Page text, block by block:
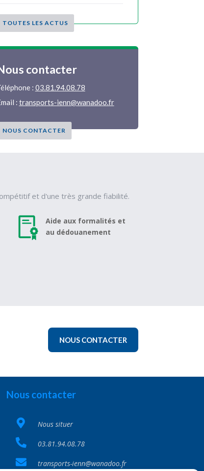
TOUTES LES ACTUS
contacter
: 03.81.94.08.78
: transports-ienn@wanadoo.fr
NOUS CONTACTER
et d'une très grande fiabilité.
Aide aux formalités et
au dédouanement
NOUS CONTACTER
Nous contacter
Nous situer
03.81.94.08.78
transports-ienn@wanadoo.fr